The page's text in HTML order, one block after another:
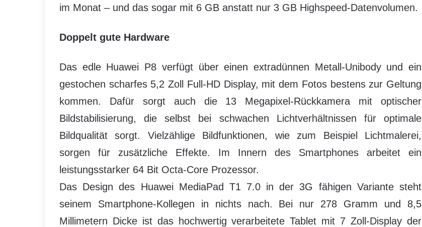
im Monat – und das sogar mit 6 GB anstatt nur 3 GB Highspeed-Datenvolumen.
Doppelt gute Hardware
Das edle Huawei P8 verfügt über einen extradünnen Metall-Unibody und ein
gestochen scharfes 5,2 Zoll Full-HD Display, mit dem Fotos bestens zur Geltung
kommen. Dafür sorgt auch die 13 Megapixel-Rückkamera mit optischer
Bildstabilisierung, die selbst bei schwachen Lichtverhältnissen für optimale
Bildqualität sorgt. Vielzählige Bildfunktionen, wie zum Beispiel Lichtmalerei,
sorgen für zusätzliche Effekte. Im Innern des Smartphones arbeitet ein
leistungsstarker 64 Bit Octa-Core Prozessor.
Das Design des Huawei MediaPad T1 7.0 in der 3G fähigen Variante steht
seinem Smartphone-Kollegen in nichts nach. Bei nur 278 Gramm und 8,5
Millimetern Dicke ist das hochwertig verarbeitete Tablet mit 7 Zoll-Display der